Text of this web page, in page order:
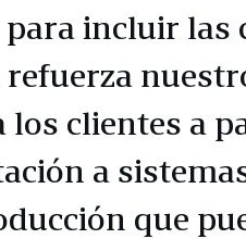
incluir las
refuerza
los clientes a
a
que